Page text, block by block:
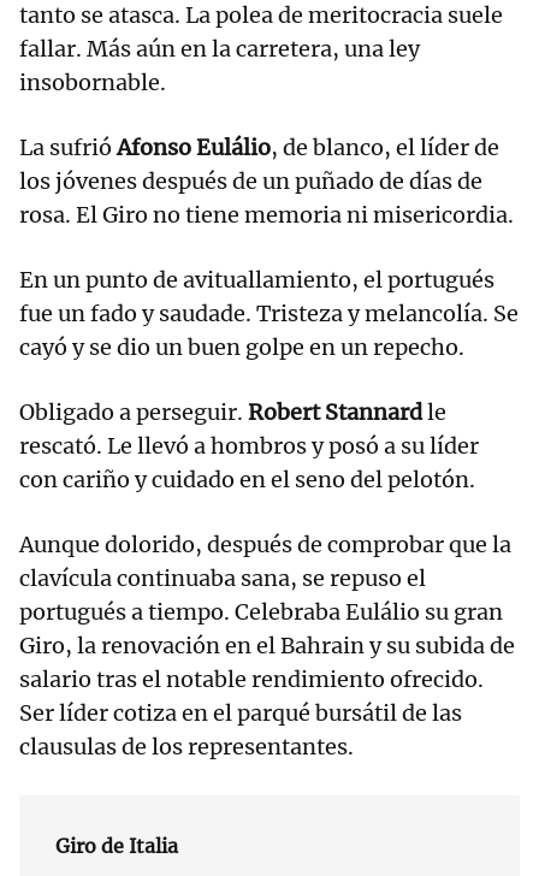
tanto se atasca. La polea de meritocracia suele
fallar. Más aún en la carretera, una ley
insobornable.
La sufrióAfonso Eulálio, de blanco, el líder de
los jóvenes después de un puñado de días de
rosa. El Giro no tiene memoria ni misericordia.
En un punto de avituallamiento, el portugués
fue un fado y saudade. Tristeza y melancolía. Se
cayó y se dio un buen golpe en un repecho.
Obligado a perseguir. Robert Stannardle
rescató. Le llevó a hombros y posó a su líder
con cariño y cuidado en el seno del pelotón.
Aunque dolorido, después de comprobar que la
clavícula continuaba sana, se repuso el
portugués a tiempo. Celebraba Eulálio su gran
Giro, la renovación en el Bahrain y su subida de
salario tras el notable rendimiento ofrecido.
Ser líder cotiza en el parqué bursátil de las
clausulas de los representantes.
Giro de Italia